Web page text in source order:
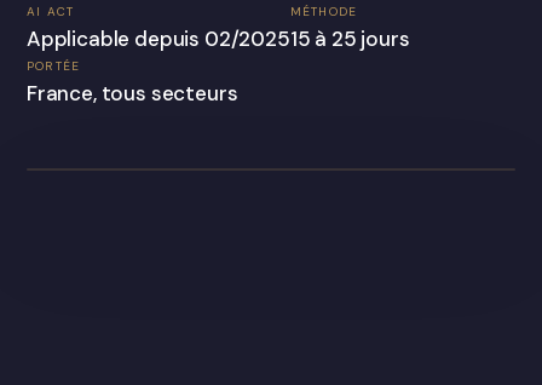
AI ACT
Applicable depuis 02/2025
MÉTHODE
15 à 25 jours
PORTÉE
France, tous secteurs